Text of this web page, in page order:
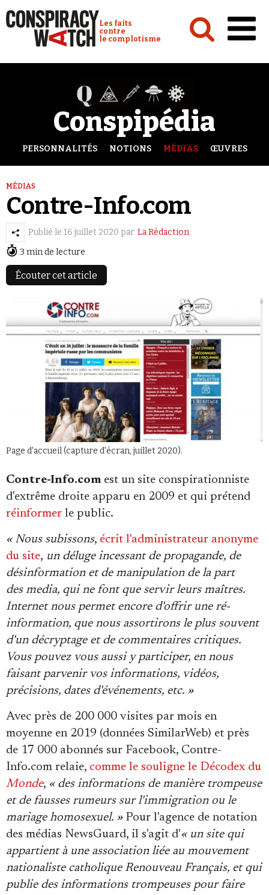
Conspiracy Watch :
Les faits
contre
le complotisme
Analyses
Conspipédia
Vidéos
Émissions
Faire un don
Demander à Vera
Se connecter
Conspipédia
PERSONNALITÉS NOTIONS MÉDIAS ŒUVRES
MÉDIAS
Contre-Info.com
Publié le 16 juillet 2020 par La Rédaction
3 min de lecture
Écouter cet article
Page d'accueil (capture d'écran, juillet 2020).
Contre-Info.comest un site conspirationniste
d'extrême droite apparu en 2009 et qui prétend
réinformer le public.
« Nous subissons, écrit l'administrateur anonyme
du site, un déluge incessant de propagande, de
désinformation et de manipulation de la part
des media, qui ne font que servir leurs maîtres.
Internet nous permet encore d'offrir une ré-
information, que nous assortirons le plus souvent
d'un décryptage et de commentaires critiques.
Vous pouvez vous aussi y participer, en nous
faisant parvenir vos informations, vidéos,
précisions, dates d'événements, etc. »
Avec près de 200 000 visites par mois en
moyenne en 2019 (données SimilarWeb) et près
de 17 000 abonnés sur Facebook, Contre-
Info.com relaie, comme le souligne le Décodex du
Monde, « des informations de manière trompeuse
et de fausses rumeurs sur l'immigration ou le
mariage homosexuel. »Pour l'agence de notation
des médias NewsGuard, il s'agit d'« un site qui
appartient à une association liée au mouvement
nationaliste catholique Renouveau Français, et qui
publie des informations trompeuses pour faire